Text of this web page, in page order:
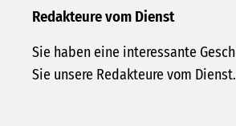
Redakteure vom Dienst
Sie haben eine interessante
Sie unsere Redakteure vom Dienst.